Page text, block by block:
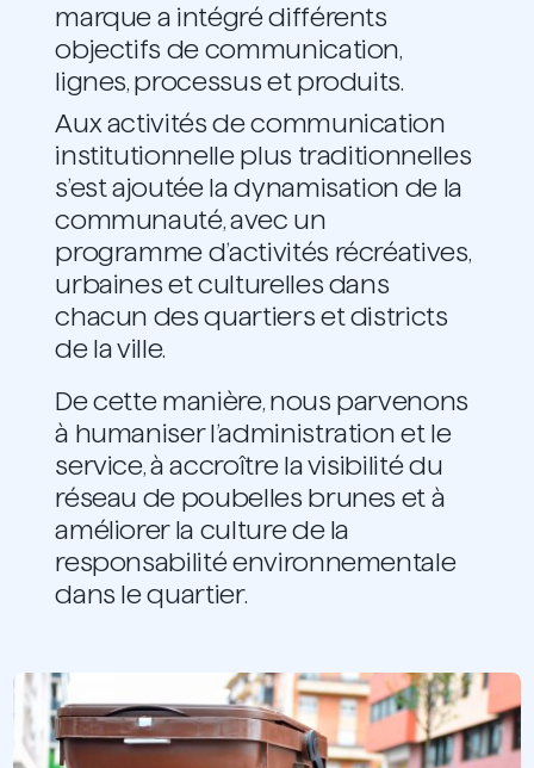
marque a intégré différents
objectifs de communication,
lignes, processus et produits.
Aux activités de communication
institutionnelle plus traditionnelles
s’est ajoutée la dynamisation de la
communauté, avec un
programme d’activités récréatives,
urbaines et culturelles dans
chacun des quartiers et districts
de la ville.
De cette manière, nous parvenons
à humaniser l’administration et le
service, à accroître la visibilité du
réseau de poubelles brunes et à
améliorer la culture de la
responsabilité environnementale
dans le quartier.